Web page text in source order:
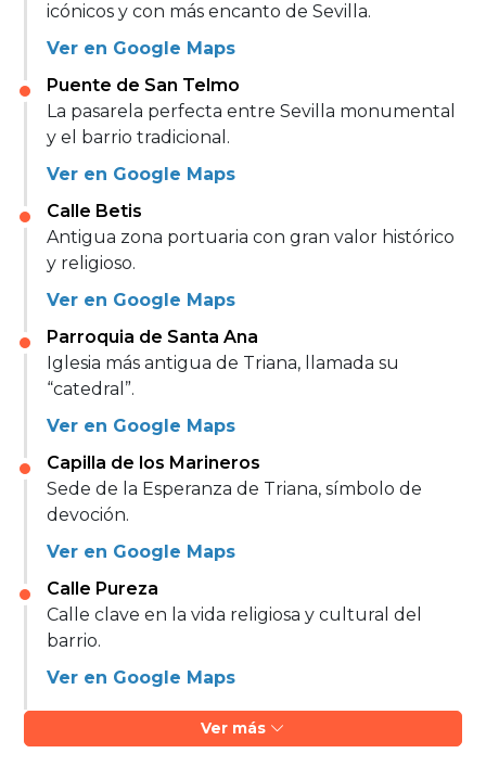
icónicos y con más encanto de Sevilla.
Ver en Google Maps
Puente de San Telmo
La pasarela perfecta entre Sevilla monumental
y el barrio tradicional.
Ver en Google Maps
Calle Betis
Antigua zona portuaria con gran valor histórico
y religioso.
Ver en Google Maps
Parroquia de Santa Ana
Iglesia más antigua de Triana, llamada su
“catedral”.
Ver en Google Maps
Capilla de los Marineros
Sede de la Esperanza de Triana, símbolo de
devoción.
Ver en Google Maps
Calle Pureza
Calle clave en la vida religiosa y cultural del
barrio.
Ver en Google Maps
Ver más